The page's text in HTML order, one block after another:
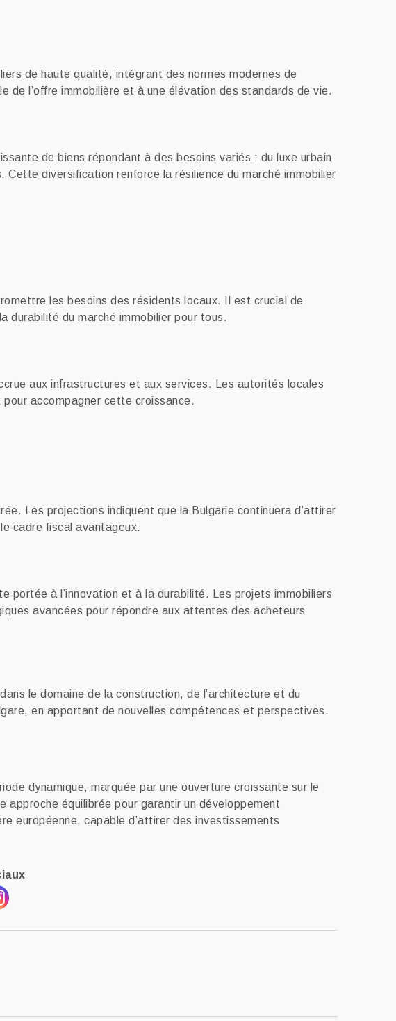
de haute qualité, intégrant des normes modernes de
l’offre immobilière et à une élévation des standards de vie.
de biens répondant à des besoins variés : du luxe urbain
diversification renforce la résilience du marché immobilier
les besoins des résidents locaux. Il est crucial de
durabilité du marché immobilier pour tous.
aux infrastructures et aux services. Les autorités locales
accompagner cette croissance.
Les projections indiquent que la Bulgarie continuera d’attirer
cadre fiscal avantageux.
portée à l’innovation et à la durabilité. Les projets immobiliers
avancées pour répondre aux attentes des acheteurs
le domaine de la construction, de l’architecture et du
en apportant de nouvelles compétences et perspectives.
dynamique, marquée par une ouverture croissante sur le
approche équilibrée pour garantir un développement
européenne, capable d’attirer des investissements